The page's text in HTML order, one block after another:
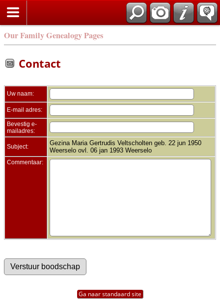
Our Family Genealogy Pages
Contact
Uw naam:
E-mail adres:
Bevestig e-
mailadres:
Subject:
Gezina Maria Gertrudis Veltscholten geb. 22 jun 1950
Weerselo ovl. 06 jan 1993 Weerselo
Commentaar:
Ga naar standaard site